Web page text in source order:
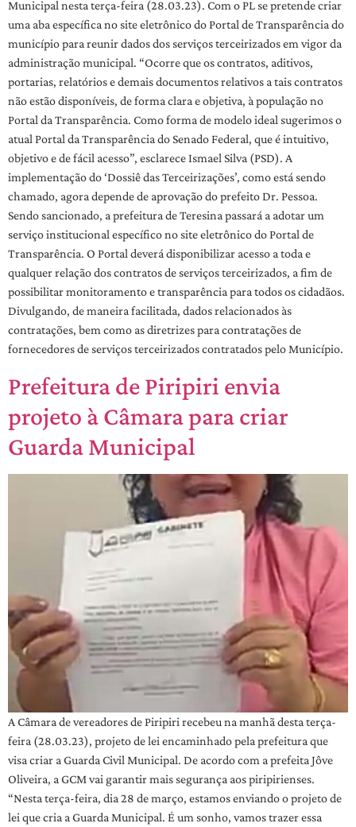
Municipal nesta terça-feira (28.03.23). Com o PL se pretende criar
uma aba específica no site eletrônico do Portal de Transparência do
município para reunir dados dos serviços terceirizados em vigor da
administração municipal. “Ocorre que os contratos, aditivos,
portarias, relatórios e demais documentos relativos a tais contratos
não estão disponíveis, de forma clara e objetiva, à população no
Portal da Transparência. Como forma de modelo ideal sugerimos o
atual Portal da Transparência do Senado Federal, que é intuitivo,
objetivo e de fácil acesso”, esclarece Ismael Silva (PSD). A
implementação do ‘Dossiê das Terceirizações’, como está sendo
chamado, agora depende de aprovação do prefeito Dr. Pessoa.
Sendo sancionado, a prefeitura de Teresina passará a adotar um
serviço institucional específico no site eletrônico do Portal de
Transparência. O Portal deverá disponibilizar acesso a toda e
qualquer relação dos contratos de serviços terceirizados, a fim de
possibilitar monitoramento e transparência para todos os cidadãos.
Divulgando, de maneira facilitada, dados relacionados às
contratações, bem como as diretrizes para contratações de
fornecedores de serviços terceirizados contratados pelo Município.
Prefeitura de Piripiri envia
projeto à Câmara para criar
Guarda Municipal
A Câmara de vereadores de Piripiri recebeu na manhã desta terça-
feira (28.03.23), projeto de lei encaminhado pela prefeitura que
visa criar a Guarda Civil Municipal. De acordo com a prefeita Jôve
Oliveira, a GCM vai garantir mais segurança aos piripirienses.
“Nesta terça-feira, dia 28 de março, estamos enviando o projeto de
lei que cria a Guarda Municipal. É um sonho, vamos trazer essa